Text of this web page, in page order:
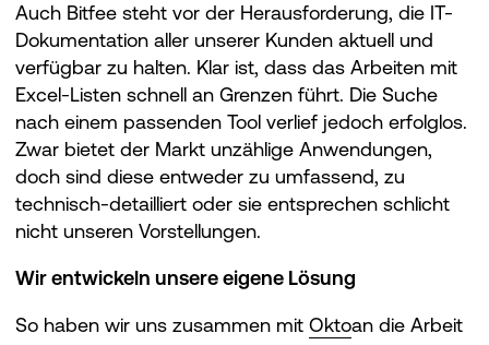
Auch Bitfee steht vor der Herausforderung, die IT-
Dokumentation aller unserer Kunden aktuell und
verfügbar zu halten. Klar ist, dass das Arbeiten mit
Excel-Listen schnell an Grenzen führt. Die Suche
nach einem passenden Tool verlief jedoch erfolglos.
Zwar bietet der Markt unzählige Anwendungen,
doch sind diese entweder zu umfassend, zu
technisch-detailliert oder sie entsprechen schlicht
nicht unseren Vorstellungen.
Wir entwickeln unsere eigene Lösung
So haben wir uns zusammen mit Oktoan die Arbeit